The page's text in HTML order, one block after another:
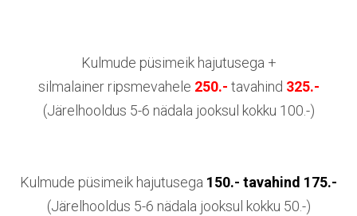
Kulmude püsimeik hajutusega +
silmalainer ripsmevahele 250.- tavahind 325.-
(Järelhooldus 5-6 nädala jooksul kokku 100.-)
Kulmude püsimeik hajutusega 150.- tavahind 175.-
(Järelhooldus 5-6 nädala jooksul kokku 50.-)